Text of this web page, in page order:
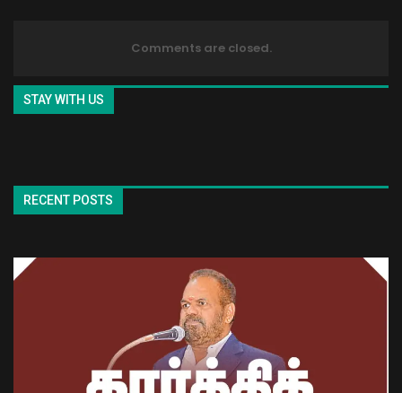
Comments are closed.
STAY WITH US
RECENT POSTS